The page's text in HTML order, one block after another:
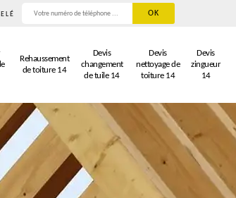
Rehaussement
de toiture 14
Devis
changement
de tuile 14
Devis
nettoyage de
toiture 14
Devis
zingueur
14